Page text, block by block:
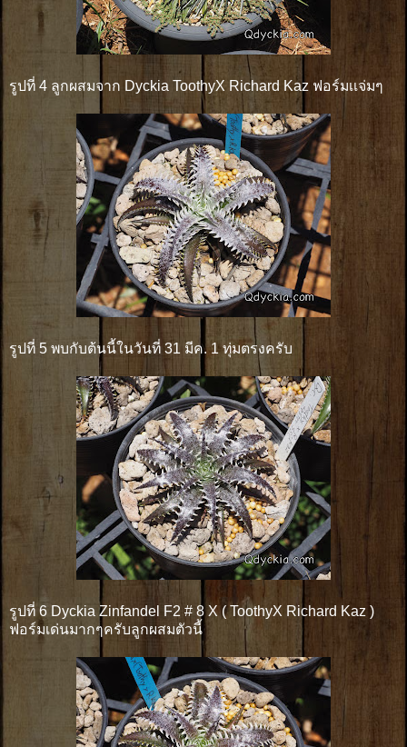
รูปที่ 4 ลูกผสมจาก Dyckia ToothyX Richard Kaz ฟอร์มเเจ่มๆ
รูปที่ 5 พบกับต้นนี้ในวันที่ 31 มีค. 1 ทุ่มตรงครับ
รูปที่ 6 Dyckia Zinfandel F2 # 8 X ( ToothyX Richard Kaz )
ฟอร์มเด่นมากๆครับลูกผสมตัวนี้